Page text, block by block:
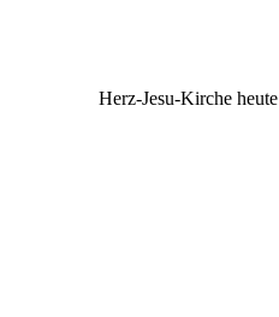
Herz-Jesu-Kirche heute